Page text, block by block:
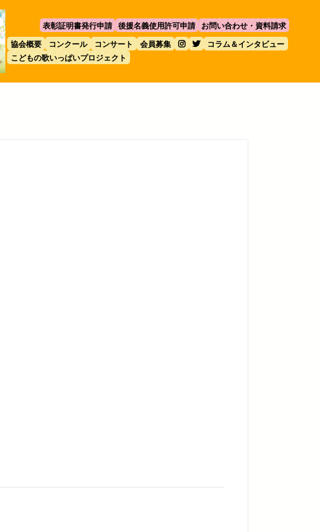
お問い合わせ・資料請求
後援名義使用許可申請
表彰証明書発行申請
協会概要 コンクール コンサート 会員募集
コラム＆インタビュー
こどもの歌いっぱいプロジェクト